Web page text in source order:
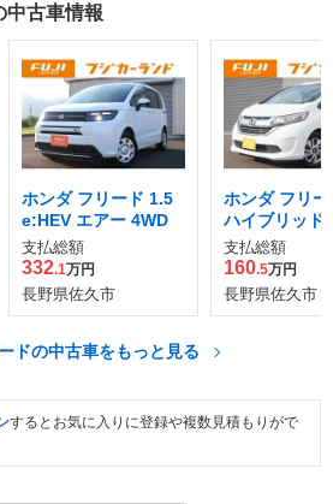
中古車情報
ホンダ フリード 1.5
e:HEV エアー 4WD
支払総額
332.1万円
長野県佐久市
ホンダ フリ
ハイブリッド
ダセンシング
支払総額
160.5万円
長野県佐久市
ドの中古車をもっと見る
するとお気に入りに登録や複数見積もりがで